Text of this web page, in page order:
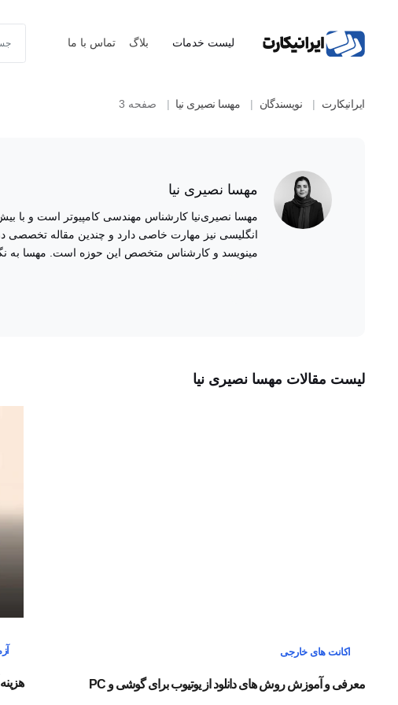
لیست خدمات بلاگ تماس با ما
ایرانیکارت نویسندگان مهسا نصیری نیا صفحه 3
مهسا نصیری نیا
مهسا نصیری‌نیا کارشناس مهندسی کامپیوتر است و با بیش
مهارت خاصی دارد و چندین مقاله تخصصی در حوزه‌
متخصص این حوزه است. مهسا به نگارش محتوای کاربر پسند
لیست مقالات مهسا نصیری نیا
اکانت های خارجی
معرفی و آموزش روش های دانلود از یوتیوب برای گوشی و PC هزینه